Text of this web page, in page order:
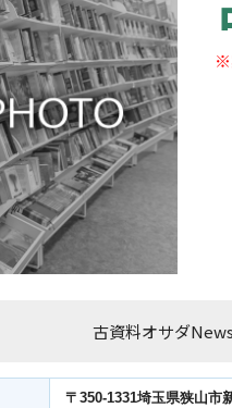
※
古資料オサダ
〒350-1331埼玉県狭山市